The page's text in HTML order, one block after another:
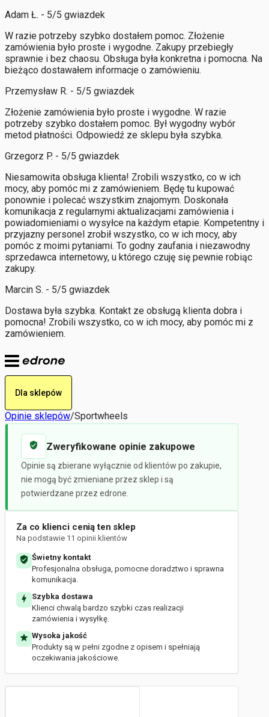
Adam Ł. - 5/5 gwiazdek
W razie potrzeby szybko dostałem pomoc. Złożenie
zamówienia było proste i wygodne. Zakupy przebiegły
sprawnie i bez chaosu. Obsługa była konkretna i pomocna. Na
bieżąco dostawałem informacje o zamówieniu.
Przemysław R. - 5/5 gwiazdek
Złożenie zamówienia było proste i wygodne. W razie
potrzeby szybko dostałem pomoc. Był wygodny wybór
metod płatności. Odpowiedź ze sklepu była szybka.
Grzegorz P. - 5/5 gwiazdek
Niesamowita obsługa klienta! Zrobili wszystko, co w ich
mocy, aby pomóc mi z zamówieniem. Będę tu kupować
ponownie i polecać wszystkim znajomym. Doskonała
komunikacja z regularnymi aktualizacjami zamówienia i
powiadomieniami o wysyłce na każdym etapie. Kompetentny i
przyjazny personel zrobił wszystko, co w ich mocy, aby
pomóc z moimi pytaniami. To godny zaufania i niezawodny
sprzedawca internetowy, u którego czuję się pewnie robiąc
zakupy.
Marcin S. - 5/5 gwiazdek
Dostawa była szybka. Kontakt ze obsługą klienta dobra i
pomocna! Zrobili wszystko, co w ich mocy, aby pomóc mi z
zamówieniem.
Dla sklepów
Opinie sklepów/Sportwheels
Zweryfikowane opinie zakupowe
Opinie są zbierane wyłącznie od klientów po zakupie,
nie mogą być zmieniane przez sklep i są
potwierdzane przez edrone.
Za co klienci cenią ten sklep
Na podstawie 11 opinii klientów
Świetny kontakt
Profesjonalna obsługa, pomocne doradztwo i sprawna
komunikacja.
Szybka dostawa
Klienci chwalą bardzo szybki czas realizacji
zamówienia i wysyłkę.
Wysoka jakość
Produkty są w pełni zgodne z opisem i spełniają
oczekiwania jakościowe.